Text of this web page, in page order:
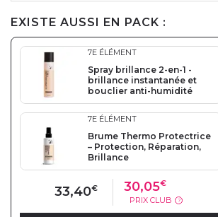
EXISTE AUSSI EN PACK :
7E ÉLÉMENT
Spray brillance 2-en-1 -
brillance instantanée et
bouclier anti-humidité
7E ÉLÉMENT
Brume Thermo Protectrice
– Protection, Réparation,
Brillance
33,40€ 30,05€
PRIX CLUB ?